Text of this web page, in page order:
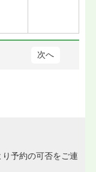
次へ
予約の可否をご連